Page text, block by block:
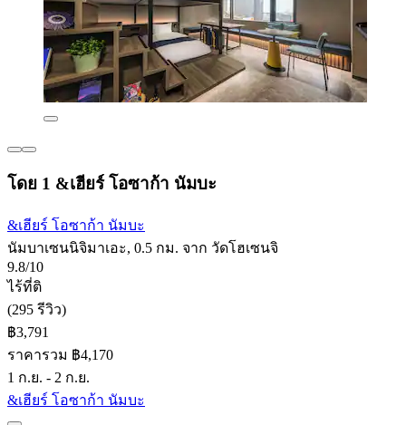
โดย 1 &เฮียร์ โอซาก้า นัมบะ
&เฮียร์ โอซาก้า นัมบะ
นัมบาเซนนิจิมาเอะ, 0.5 กม. จาก วัดโฮเซนจิ
9.8/10
ไร้ที่ติ
(295 รีวิว)
฿3,791
ราคารวม ฿4,170
1 ก.ย. - 2 ก.ย.
&เฮียร์ โอซาก้า นัมบะ